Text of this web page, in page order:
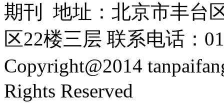
期刊 地址：北京市丰台
区22楼三层 联系电话：
Copyright@2014
Rights Reserved